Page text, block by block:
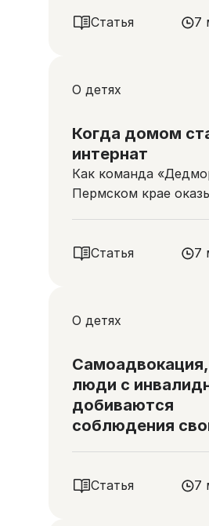
Статья 7
О детях
Когда домом
интернат
Как команда
Пермском крае
родителей
Статья 7
О детях
Самоадвокация,
люди с
добиваются
соблюдения
Статья 7